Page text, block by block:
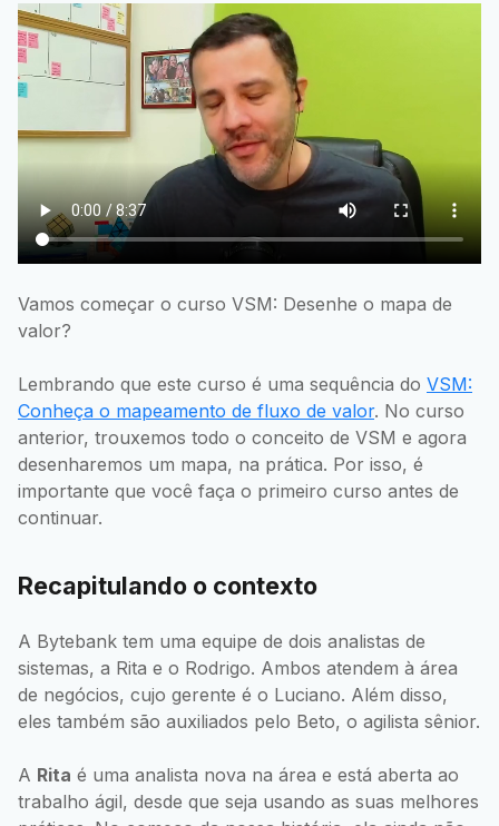
Vamos começar o curso VSM: Desenhe o mapa de
valor?
Lembrando que este curso é uma sequência do VSM:
Conheça o mapeamento de fluxo de valor. No curso
anterior, trouxemos todo o conceito de VSM e agora
desenharemos um mapa, na prática. Por isso, é
importante que você faça o primeiro curso antes de
continuar.
Recapitulando o contexto
A Bytebank tem uma equipe de dois analistas de
sistemas, a Rita e o Rodrigo. Ambos atendem à área
de negócios, cujo gerente é o Luciano. Além disso,
eles também são auxiliados pelo Beto, o agilista sênior.
A Rita é uma analista nova na área e está aberta ao
trabalho ágil, desde que seja usando as suas melhores